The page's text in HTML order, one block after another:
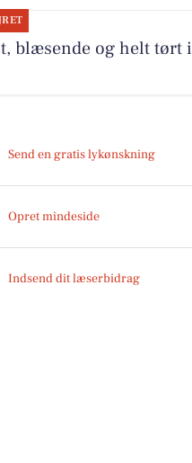
blæsende og helt tørt i
Send en gratis lykønskning
Opret mindeside
Indsend dit læserbidrag